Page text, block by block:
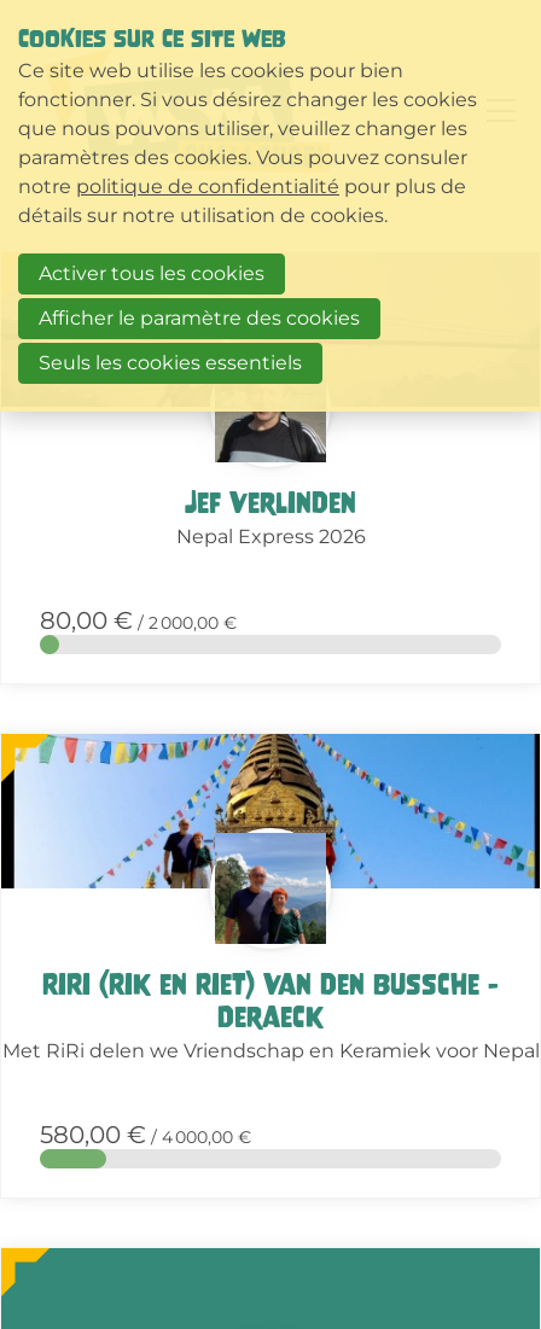
Jef Verlinden
Nepal Express 2026
80,00 € / 2 000,00 €
More
about
this
action
RiRi (Rik en Riet) Van den Bussche -
Deraeck
Met RiRi delen we Vriendschap en Keramiek voor Nepal
580,00 € / 4 000,00 €
More
about
this
More
about
this
COOKIES SUR CE SITE WEB
Ce site web utilise les cookies pour bien
fonctionner. Si vous désirez changer les cookies
que nous pouvons utiliser, veuillez changer les
paramètres des cookies. Vous pouvez consuler
notre politique de confidentialité pour plus de
détails sur notre utilisation de cookies.
Activer tous les cookies
Afficher le paramètre des cookies
Seuls les cookies essentiels